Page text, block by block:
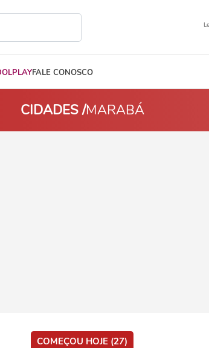
FALE CONOSCO
CIDADES /MARABÁ
COMEÇOU HOJE (27)